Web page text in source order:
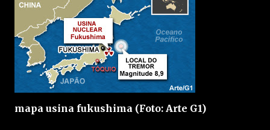
mapa usina fukushima (Foto: Arte G1)